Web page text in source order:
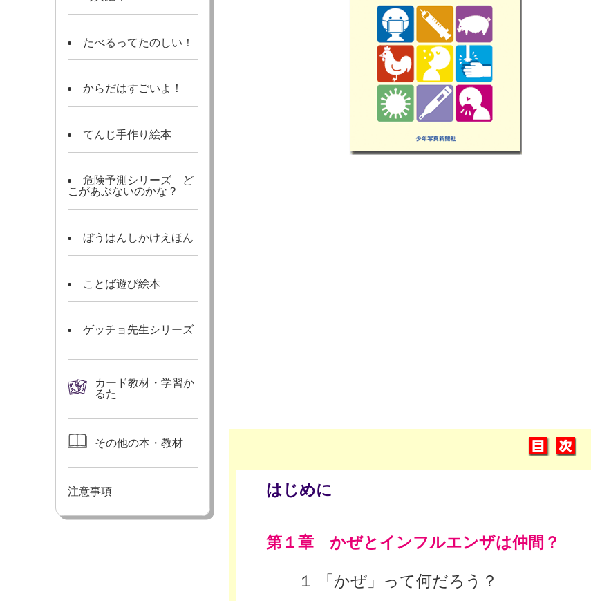
たべるってたのしい！
からだはすごいよ！
てんじ手作り絵本
危険予測シリーズ ど
こがあぶないのかな？
ぼうはんしかけえほん
ことば遊び絵本
ゲッチョ先生シリーズ
カード教材・学習か
るた
その他の本・教材
注意事項 はじめに
第１章 かぜとインフルエンザは仲間？
１ 「かぜ」って何だろう？